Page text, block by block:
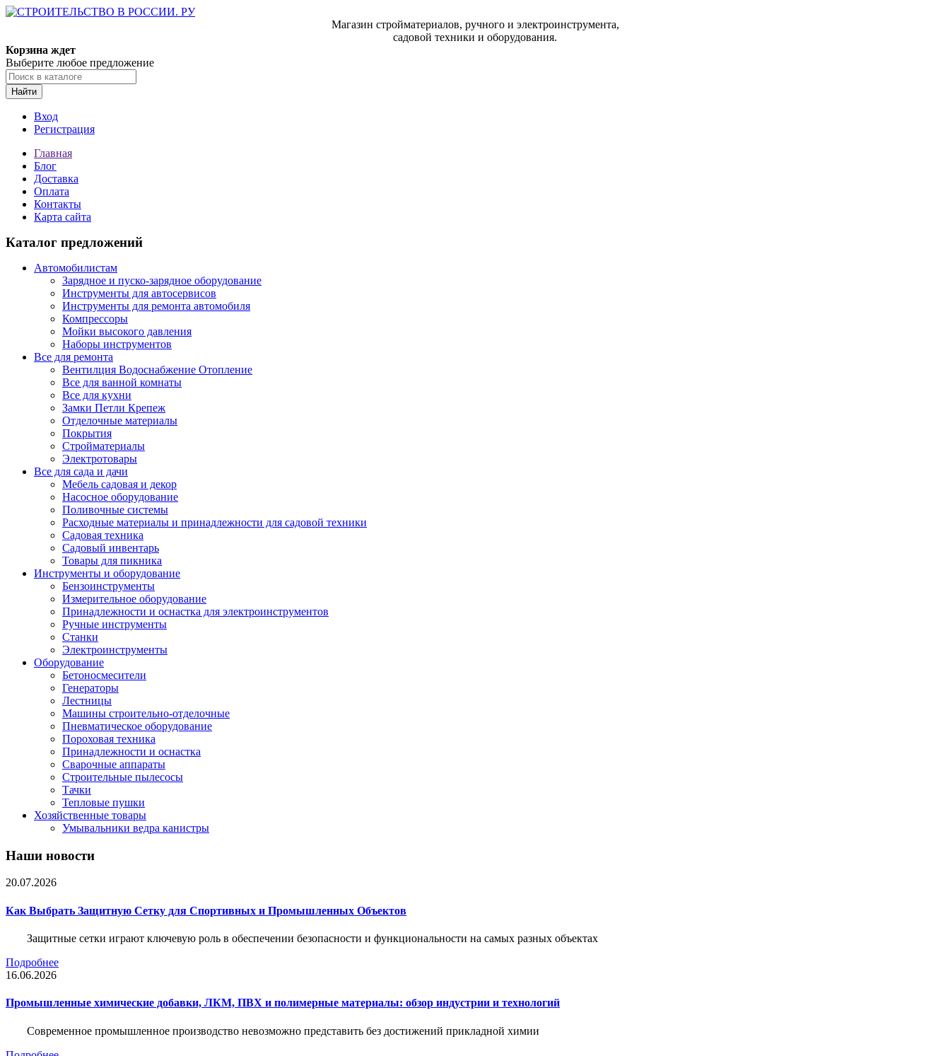
Магазин стройматериалов, ручного и электроинструмента,
садовой техники и оборудования.
Корзина ждет
Выберите любое предложение
Найти
Вход
Регистрация
Главная
Блог
Доставка
Оплата
Контакты
Карта сайта
Каталог предложений
Автомобилистам
Зарядное и пуско-зарядное оборудование
Инструменты для автосервисов
Инструменты для ремонта автомобиля
Компрессоры
Мойки высокого давления
Наборы инструментов
Все для ремонта
Вентилция Водоснабжение Отопление
Все для ванной комнаты
Все для кухни
Замки Петли Крепеж
Отделочные материалы
Покрытия
Стройматериалы
Электротовары
Все для сада и дачи
Мебель садовая и декор
Насосное оборудование
Поливочные системы
Расходные материалы и принадлежности для садовой техники
Садовая техника
Садовый инвентарь
Товары для пикника
Инструменты и оборудование
Бензоинструменты
Измерительное оборудование
Принадлежности и оснастка для электроинструментов
Ручные инструменты
Станки
Электроинструменты
Оборудование
Бетоносмесители
Генераторы
Лестницы
Машины строительно-отделочные
Пневматическое оборудование
Пороховая техника
Принадлежности и оснастка
Сварочные аппараты
Строительные пылесосы
Тачки
Тепловые пушки
Хозяйственные товары
Умывальники ведра канистры
Наши новости
20.07.2026
Как Выбрать Защитную Сетку для Спортивных и Промышленных Объектов
Защитные сетки играют ключевую роль в обеспечении безопасности и функциональности на самых разных объектах
Подробнее
16.06.2026
Промышленные химические добавки, ЛКМ, ПВХ и полимерные материалы: обзор индустрии и технологий
Современное промышленное производство невозможно представить без достижений прикладной химии